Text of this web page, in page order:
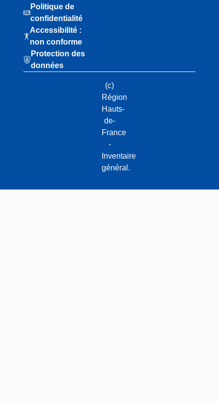
Politique de
confidentialité
Accessibilité :
non conforme
Protection des
données
(c)
Région
Hauts-
de-
France
-
Inventaire
général.